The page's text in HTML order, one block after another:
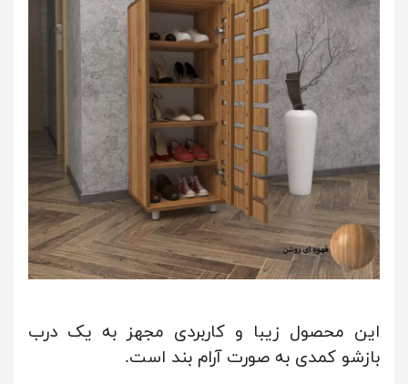
این محصول زیبا و کاربردی مجهز به یک درب
بازشو کمدی به صورت آرام بند است.